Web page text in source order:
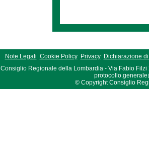
Note Legali Cookie Policy Privacy
Dichiarazione
Consiglio Regionale della Lombardia - Via Fabio Filzi
© Copyright Consiglio